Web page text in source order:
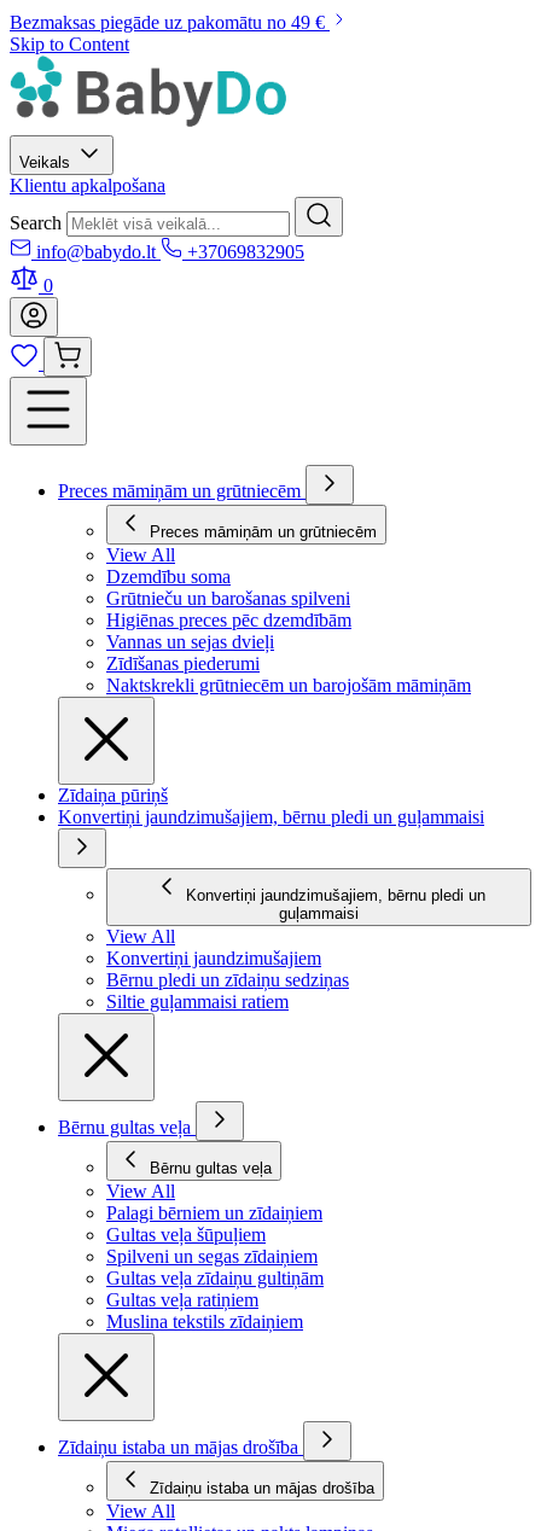
Bezmaksas piegāde uz pakomātu no 49 €
Skip to Content
Veikals
Klientu apkalpošana
Search
info@babydo.lt
+37069832905
0
Preces māmiņām un grūtniecēm
Preces māmiņām un grūtniecēm
View All
Dzemdību soma
Grūtnieču un barošanas spilveni
Higiēnas preces pēc dzemdībām
Vannas un sejas dvieļi
Zīdīšanas piederumi
Naktskrekli grūtniecēm un barojošām māmiņām
Zīdaiņa pūriņš
Konvertiņi jaundzimušajiem, bērnu pledi un guļammaisi
Konvertiņi jaundzimušajiem, bērnu pledi un
guļammaisi
View All
Konvertiņi jaundzimušajiem
Bērnu pledi un zīdaiņu sedziņas
Siltie guļammaisi ratiem
Bērnu gultas veļa
Bērnu gultas veļa
View All
Palagi bērniem un zīdaiņiem
Gultas veļa šūpuļiem
Spilveni un segas zīdaiņiem
Gultas veļa zīdaiņu gultiņām
Gultas veļa ratiņiem
Muslina tekstils zīdaiņiem
Zīdaiņu istaba un mājas drošība
Zīdaiņu istaba un mājas drošība
View All